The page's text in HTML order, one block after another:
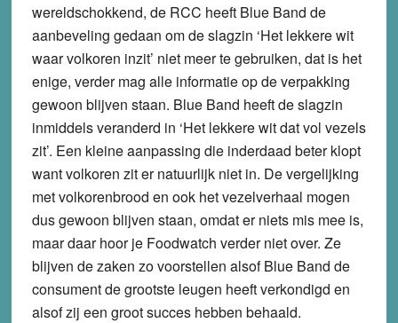
wereldschokkend, de RCC heeft Blue Band de
aanbeveling gedaan om de slagzin ‘Het lekkere wit
waar volkoren inzit’ niet meer te gebruiken, dat is het
enige, verder mag alle informatie op de verpakking
gewoon blijven staan. Blue Band heeft de slagzin
inmiddels veranderd in ‘Het lekkere wit dat vol vezels
zit’. Een kleine aanpassing die inderdaad beter klopt
want volkoren zit er natuurlijk niet in. De vergelijking
met volkorenbrood en ook het vezelverhaal mogen
dus gewoon blijven staan, omdat er niets mis mee is,
maar daar hoor je Foodwatch verder niet over. Ze
blijven de zaken zo voorstellen alsof Blue Band de
consument de grootste leugen heeft verkondigd en
alsof zij een groot succes hebben behaald.